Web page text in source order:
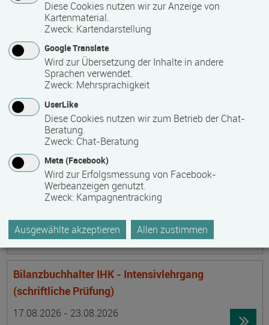
Ökonomische Grundkenntnisse:
Zusammenhänge verstehen - betrieblich aktiv
werden!
Termin
17.08.2026 - 21.08.2026
Ort
13595 Berlin
Zeitmuster
Vollzeit
Lehr- und Lernform
Präsenzveranstaltung
Keramik, Yoga und Mee(h)r
Termin
17.08.2026 - 21.08.2026
Ort
17509 Lubmin
Zeitmuster
Vollzeit
Lehr- und Lernform
Präsenzveranstaltung
Bilanzbuchhalter IHK - Intensivlehrgang
(schriftliche Prüfung)
17.08.2026 - 23.08.2026
Diese Cookies nutzen wir zur Anzeige von
Kartenmaterial.
Zweck: Kartendarstellung
Google Translate
Wird zur Übersetzung der Inhalte in andere
Sprachen verwendet.
Zweck: Mehrsprachigkeit
UserLike
Diese Cookies nutzen wir zum Betrieb der Chat-
Beratung.
Zweck: Chat-Beratung
Meta (Facebook)
Wird zur Erfolgsmessung von Facebook-
Werbeanzeigen genutzt.
Zweck: Kampagnentracking
Ausgewählte akzeptieren Allen zustimmen